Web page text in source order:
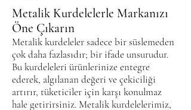
Metalik Kurdelelerle Markanızı
Öne Çıkarın
Metalik kurdeleler sadece bir süslemeden
çok daha fazlasıdır; bir ifade unsurudur.
Bu kurdeleleri ürünlerinize entegre
ederek, algılanan değeri ve çekiciliği
artırır, tüketiciler için karşı konulmaz
hale getirirsiniz. Metalik kurdelelerimiz,